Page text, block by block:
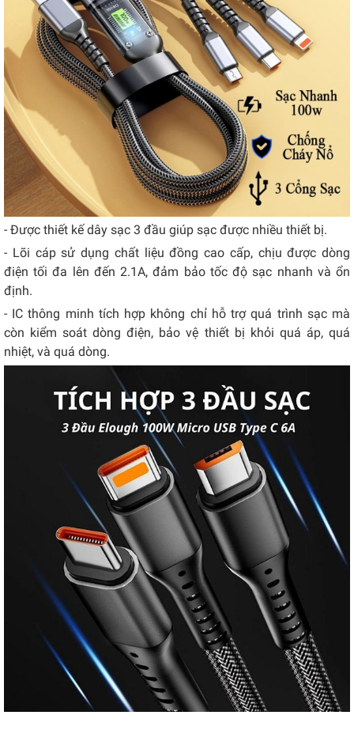
- Được thiết kế dây sạc 3 đầu giúp sạc được nhiều thiết bị.
- Lõi cáp sử dụng chất liệu đồng cao cấp, chịu được dòng
điện tối đa lên đến 2.1A, đảm bảo tốc độ sạc nhanh và ổn
định.
- IC thông minh tích hợp không chỉ hỗ trợ quá trình sạc mà
còn kiểm soát dòng điện, bảo vệ thiết bị khỏi quá áp, quá
nhiệt, và quá dòng.